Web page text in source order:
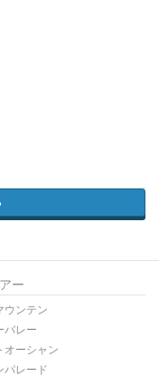
ー
ウンテン
バレー
オーシャン
パレード